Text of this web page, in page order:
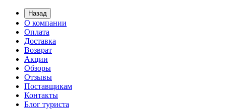
Назад
О компании
Оплата
Доставка
Возврат
Акции
Обзоры
Отзывы
Поставщикам
Контакты
Блог туриста